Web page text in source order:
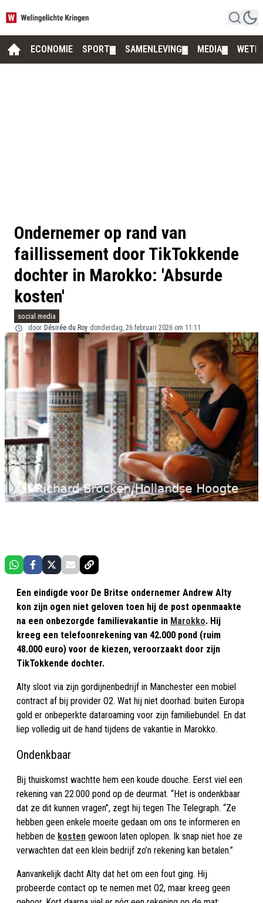
ECONOMIE SPORT SAMENLEVING MEDIA
Ondernemer op rand van
faillissement door TikTokkende
dochter in Marokko: 'Absurde
kosten'
social media
door Désirée du Roy donderdag, 26 februari 2026 om 11:11
Een eindigde voor De Britse ondernemer Andrew Alty
kon zijn ogen niet geloven toen hij de post openmaakte
na een onbezorgde familievakantie in Marokko. Hij
kreeg een telefoonrekening van 42.000 pond (ruim
48.000 euro) voor de kiezen, veroorzaakt door zijn
TikTokkende dochter.
Alty sloot via zijn gordijnenbedrijf in Manchester een mobiel
contract af bij provider O2. Wat hij niet doorhad: buiten Europa
gold er onbeperkte dataroaming voor zijn familiebundel. En dat
liep volledig uit de hand tijdens de vakantie in Marokko.
Ondenkbaar
Bij thuiskomst wachtte hem een koude douche. Eerst viel een
rekening van 22.000 pond op de deurmat. “Het is ondenkbaar
dat ze dit kunnen vragen”, zegt hij tegen The Telegraph. “Ze
hebben geen enkele moeite gedaan om ons te informeren en
hebben de kosten gewoon laten oplopen. Ik snap niet hoe ze
verwachten dat een klein bedrijf zo’n rekening kan betalen.”
Aanvankelijk dacht Alty dat het om een fout ging. Hij
probeerde contact op te nemen met O2, maar kreeg geen